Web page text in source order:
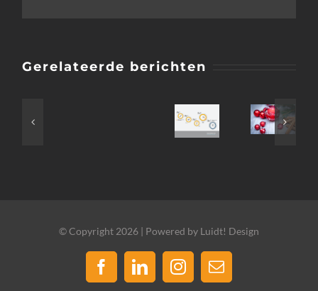
Gerelateerde berichten
© Copyright 2026 | Powered by Luidt! Design
FacebookLinkedInInstagram
E-